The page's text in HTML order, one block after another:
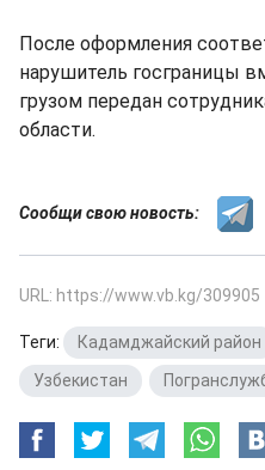
После оформления
нарушитель госграницы
грузом передан
области.
Сообщи свою новость:
URL: https://www.vb.kg/309905
Теги: Кадамджайский район
Узбекистан